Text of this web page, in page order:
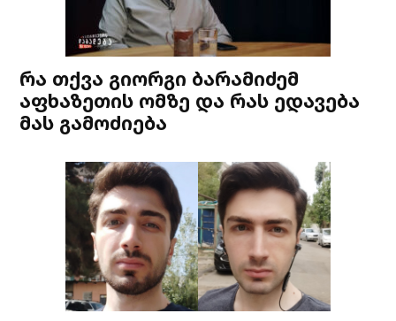
რა თქვა გიორგი ბარამიძემ
აფხაზეთის ომზე და რას ედავება
მას გამოძიება